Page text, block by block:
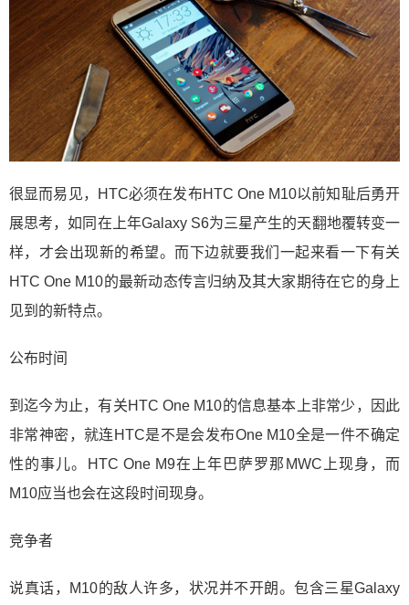
很显而易见，HTC必须在发布HTC One M10以前知耻后勇开
展思考，如同在上年Galaxy S6为三星产生的天翻地覆转变一
样，才会出现新的希望。而下边就要我们一起来看一下有关
HTC One M10的最新动态传言归纳及其大家期待在它的身上
见到的新特点。
公布时间
到迄今为止，有关HTC One M10的信息基本上非常少，因此
非常神密，就连HTC是不是会发布One M10全是一件不确定
性的事儿。HTC One M9在上年巴萨罗那MWC上现身，而
M10应当也会在这段时间现身。
竞争者
说真话，M10的敌人许多，状况并不开朗。包含三星Galaxy